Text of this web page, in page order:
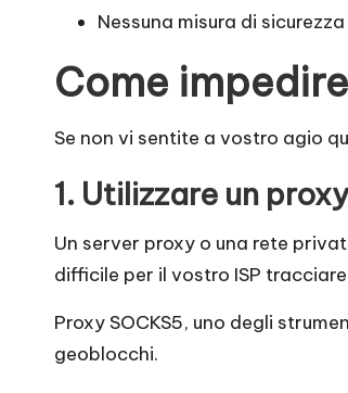
o
x
y
Nessuna misura di
Come
Se non vi sentite a vostro agio
1. Utilizzare un
Un server proxy o una rete
difficile per il vostro ISP
Proxy SOCKS5, uno degli
geoblocchi.